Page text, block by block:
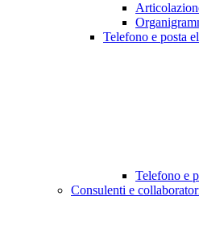
Telefono e posta
Telefono e
Consulenti e